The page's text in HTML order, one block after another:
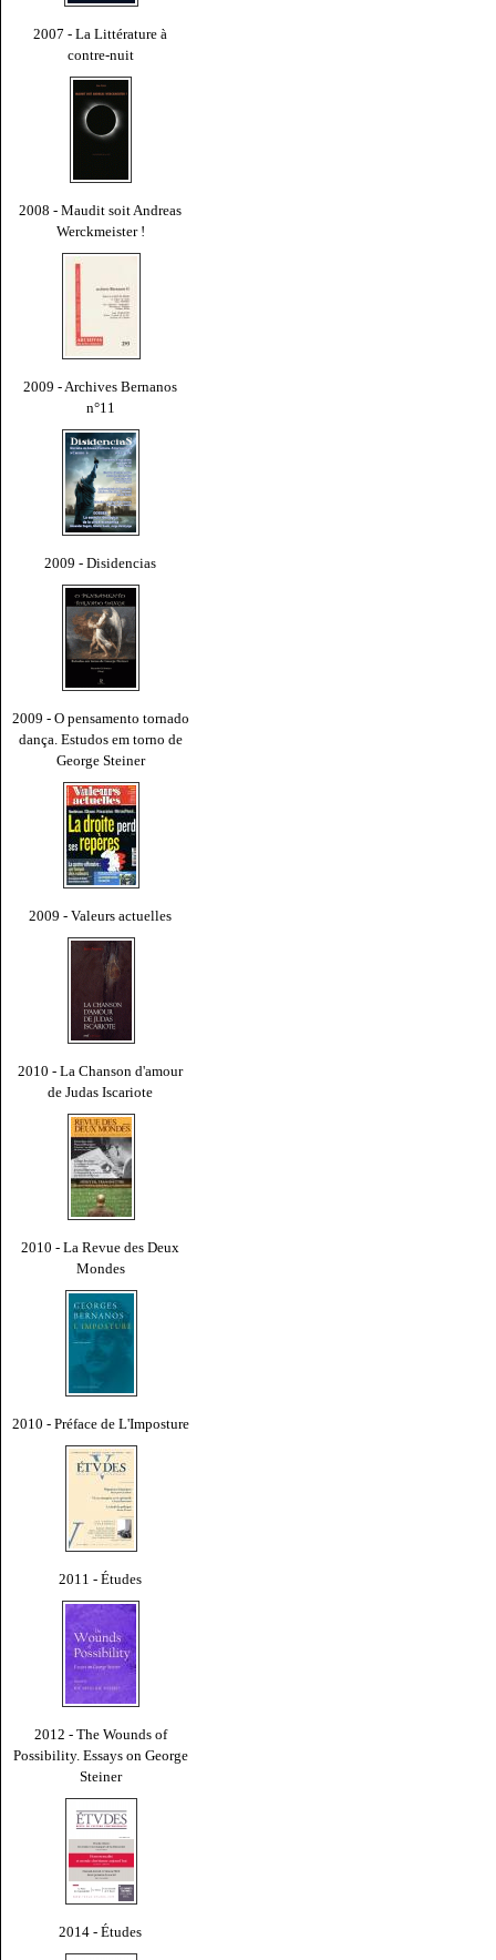
2007 - La Littérature à
contre-nuit
2008 - Maudit soit Andreas
Werckmeister !
2009 - Archives Bernanos
n°11
2009 - Disidencias
2009 - O pensamento tornado
dança. Estudos em torno de
George Steiner
2009 - Valeurs actuelles
2010 - La Chanson d'amour
de Judas Iscariote
2010 - La Revue des Deux
Mondes
2010 - Préface de L'Imposture
2011 - Études
2012 - The Wounds of
Possibility. Essays on George
Steiner
2014 - Études